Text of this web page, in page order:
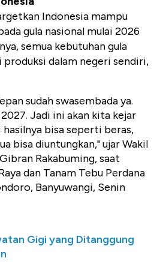
Indonesia mampu
gula nasional mulai 2026
semua kebutuhan gula
dalam negeri sendiri,
sudah swasembada ya.
Jadi ini akan kita kejar
bisa seperti beras,
bisa diuntungkan," ujar Wakil
Rakabuming, saat
dan Tanam Tebu Perdana
Banyuwangi, Senin
Gigi yang Ditanggung